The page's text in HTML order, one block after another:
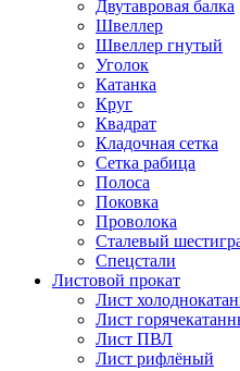
Двутавровая балка
Швеллер
Швеллер гнутый
Уголок
Катанка
Круг
Квадрат
Кладочная сетка
Сетка рабица
Полоса
Поковка
Проволока
Сталевый
Спецстали
Листовой прокат
Лист
Лист
Лист ПВЛ
Лист рифлёный